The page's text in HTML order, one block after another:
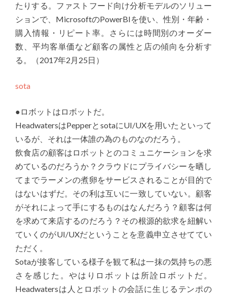
たりする。ファストフード向け分析モデルのソリュー
ションで、MicrosoftのPowerBIを使い、性別・年齢・
購入情報・リピート率。さらには時間別のオーダー
数、平均客単価など顧客の属性と店の傾向を分析す
る。（2017年2月25日）
sota
●ロボットはロボットだ。
HeadwatersはPepperとsotaにUI/UXを用いたといって
いるが、それは一体誰の為のものなのだろう。
飲食店の顧客はロボットとのコミュニケーションを求
めているのだろうか？クラウドにプライバシーを晒し
てまでラーメンの煮卵をサービスされることが目的で
はないはずだ。その利は互いに一致していない。顧客
がそれによって手にするものはなんだろう？顧客は何
を求めて来店するのだろう？その根源的欲求を紐解い
ていくのがUI/UXだということを意義申立させててい
ただく。
Sotaが接客している様子を観て私は一抹の気持ちの悪
さを感じた。やはりロボットは所詮ロボットだ。
Headwatersは人とロボットの会話に生じるテンポの